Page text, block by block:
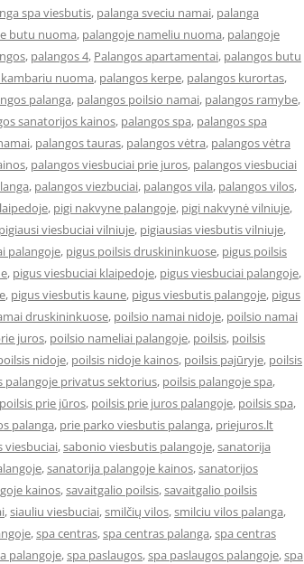
spa viesbutis, palanga sveciu namai, palanga
butu nuoma, palangoje nameliu nuoma, palangoje
, palangos 4, Palangos apartamentai, palangos butu
nuoma, palangos kerpe, palangos kurortas,
palanga, palangos poilsio namai, palangos ramybe,
sanatorijos kainos, palangos spa, palangos spa
, palangos tauras, palangos vėtra, palangos vėtra
, palangos viesbuciai prie juros, palangos viesbuciai
, palangos viezbuciai, palangos vila, palangos vilos,
, pigi nakvyne palangoje, pigi nakvynė vilniuje,
pigiausi viesbuciai vilniuje, pigiausias viesbutis vilniuje,
palangoje, pigus poilsis druskininkuose, pigus poilsis
, pigus viesbuciai klaipedoje, pigus viesbuciai palangoje,
, pigus viesbutis kaune, pigus viesbutis palangoje, pigus
druskininkuose, poilsio namai nidoje, poilsio namai
juros, poilsio nameliai palangoje, poilsis, poilsis
nidoje, poilsis nidoje kainos, poilsis pajūryje, poilsis
palangoje privatus sektorius, poilsis palangoje spa,
poilsis prie jūros, poilsis prie juros palangoje, poilsis spa,
palanga, prie parko viesbutis palanga, priejuros.lt
viesbuciai,sabonio viesbutis palangoje,sanatorija
,sanatorija palangoje kainos,sanatorijos
kainos,savaitgalio poilsis,savaitgalio poilsis
,siauliu viesbuciai,smilčių vilos,smilciu vilos palanga,
,spa centras,spa centras palanga,spa centras
palangoje,spa paslaugos,spa paslaugos palangoje,spa